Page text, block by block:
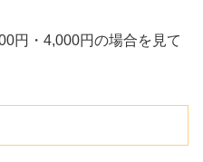
円・4,000円の場合を見て